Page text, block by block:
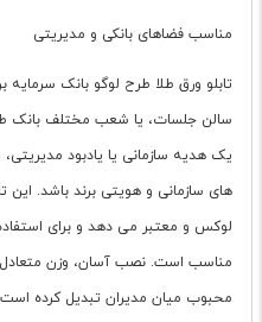
مناسب فضاهای بانکی و مدیریتی
تابلو ورق طلا طرح لوگو بانک سرمایه
سالن جلسات، یا شعب مختلف بانک
یک هدیه سازمانی یا یادبود
های سازمانی و هویتی برند باشد. این
لوکس و معتبر می دهد و برای
مناسب است. نصب آسان، وزن متعادل
محبوب میان مدیران تبدیل کرده